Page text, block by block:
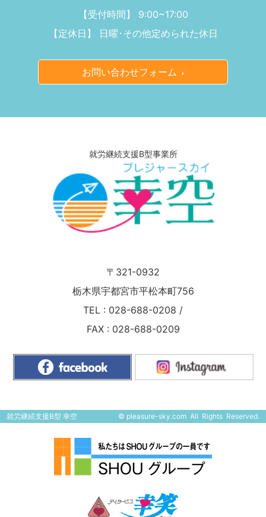
【受付時間】 9:00~17:00
【定休日】 日曜･その他定められた休日
お問い合わせフォーム
就労継続支援B型事業所
〒321-0932
栃木県宇都宮市平松本町756
TEL : 028-688-0208 /
FAX : 028-688-0209
就労継続支援B型 幸空 © pleasure-sky.comAll Rights Reserved.